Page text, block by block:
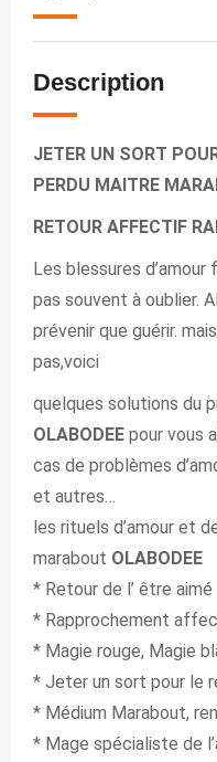
Description
JETER UN SORT
PERDU MAITRE
RETOUR AFFECTIF
Les blessures d’amour
pas souvent à oublier.
prévenir que guérir.
pas,voici
quelques solutions du
OLABODEE pour vous
cas de problèmes
et autres…
les rituels d’amour et
marabout OLABODEE
* Retour de l’ être aimé
* Rapprochement
* Magie rouge, Magie
* Jeter un sort pour le
* Médium Marabout,
* Mage spécialiste de